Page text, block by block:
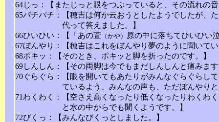
64じっ：【またじっと眼をつぶっていると、その流れの
65パチパチ：【穂吉は何か云おうとしたようでしたが、
代って答えました。】
66ひいひい：【「あの萱 （かや）
原の中に落ちてひいひい
67ぼんやり：【穂吉はこれをぼんやり夢のように聞いて
68ポキッ：【そのとき、ポキッと脚を折ったのです。】
69しんしん：【その両脚は今でもまだしんしんと痛みま
70ぐらぐら：【眼を開いてもあたりがみんなぐらぐらし
ているよう、みんなの声も、ただぼんやり
71わくわく：【空さえ高くなったり低くなったりわくわ
と水の中からでも聞くようです。】
72びくっ：【みんなびくっとしました。】